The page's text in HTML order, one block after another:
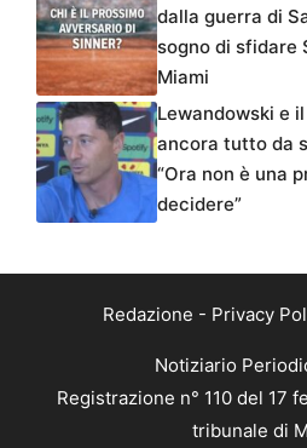
dalla guerra di
sogno di sfidare
Miami
Lewandowski e
ancora tutto da
“Ora non è una
decidere”
Redazione - Privacy
Notiziario
Registrazione n° 110 del 17
tribunale di